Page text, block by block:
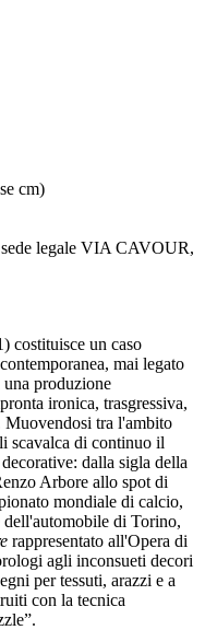
cm)
legale VIA CAVOUR,
costituisce un caso
mai legato
produzione
ironica, trasgressiva,
Muovendosi tra l'ambito
scavalca di continuo il
dalla sigla della
Arbore allo spot di
mondiale di calcio,
dell'automobile di Torino,
rappresentato all'Opera di
agli inconsueti decori
per tessuti, arazzi e a
con la tecnica